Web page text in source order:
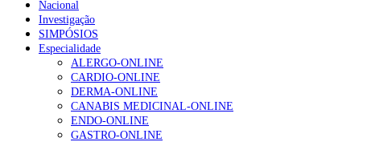
Enfermagem Forense. “Da urgência ao tribunal, cada gesto
202 visualizações
Alguns milhares de utentes podem ficar sem médico de
155 visualizações
Nacional
Investigação
SIMPÓSIOS
Especialidade
ALERGO-ONLINE
CARDIO-ONLINE
DERMA-ONLINE
CANABIS MEDICINAL-ONLINE
ENDO-ONLINE
GASTRO-ONLINE